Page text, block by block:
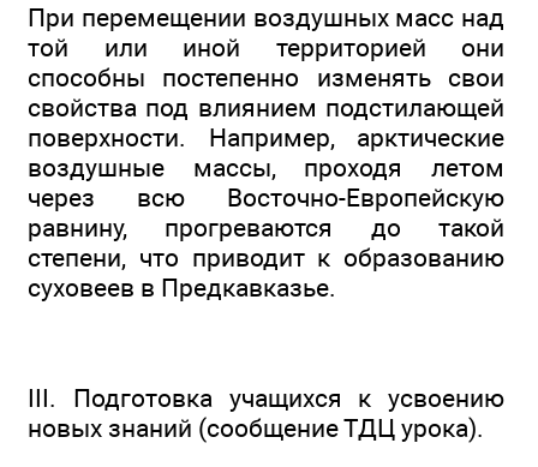
При перемещении воздушных масс над
той или иной территорией они
способны постепенно изменять свои
свойства под влиянием подстилающей
поверхности. Например, арктические
воздушные массы, проходя летом
через всю Восточно-Европейскую
равнину, прогреваются до такой
степени, что приводит к образованию
суховеев в Предкавказье.
III. Подготовка учащихся к усвоению
новых знаний (сообщение ТДЦ урока).